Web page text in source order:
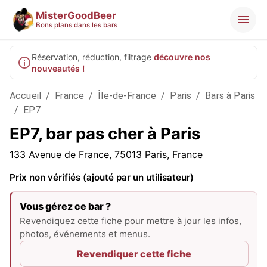
MisterGoodBeer
Bons plans dans les bars
Réservation, réduction, filtrage découvre nos
nouveautés !
Accueil / France / Île-de-France / Paris / Bars à Paris
/ EP7
EP7, bar pas cher à Paris
133 Avenue de France, 75013 Paris, France
Prix non vérifiés (ajouté par un utilisateur)
Vous gérez ce bar ?
Revendiquez cette fiche pour mettre à jour les infos,
photos, événements et menus.
Revendiquer cette fiche